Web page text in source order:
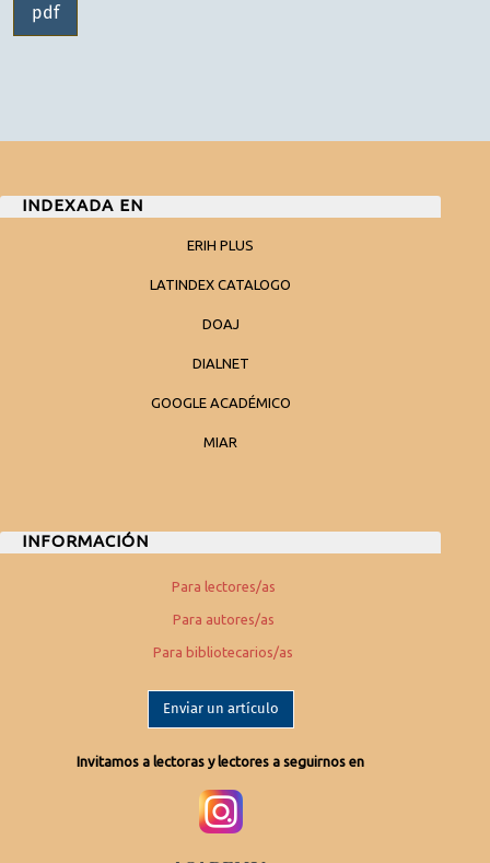
pdf
INDEXADA EN
ERIH PLUS
LATINDEX CATALOGO
DOAJ
DIALNET
GOOGLE ACADÉMICO
MIAR
INFORMACIÓN
Para lectores/as
Para autores/as
Para bibliotecarios/as
Enviar un artículo
Invitamos a lectoras y lectores a seguirnos en